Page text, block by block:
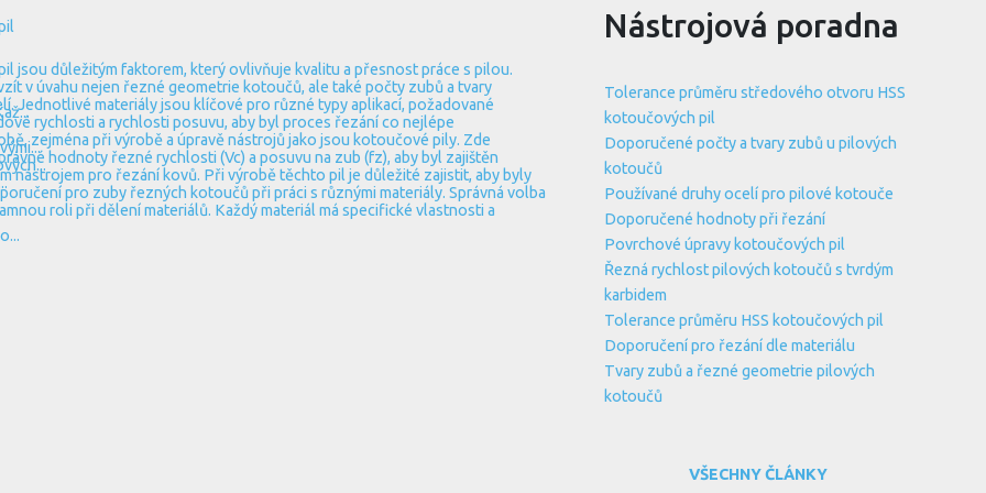
Nástrojová poradna
Tolerance průměru středového otvoru HSS
kotoučových pil
Doporučené počty a tvary zubů u pilových
kotoučů
Používané druhy ocelí pro pilové kotouče
Doporučené hodnoty při řezání
Povrchové úpravy kotoučových pil
Řezná rychlost pilových kotoučů s tvrdým
karbidem
Tolerance průměru HSS kotoučových pil
Doporučení pro řezání dle materiálu
Tvary zubů a řezné geometrie pilových
kotoučů
VŠECHNY ČLÁNKY
jsou důležitým faktorem, který ovlivňuje kvalitu a přesnost práce s pilou.
v úvahu nejen řezné geometrie kotoučů, ale také počty zubů a tvary
Jednotlivé materiály jsou klíčové pro různé typy aplikací, požadované
rychlosti a rychlosti posuvu, aby byl proces řezání co nejlépe
zejména při výrobě a úpravě nástrojů jako jsou kotoučové pily. Zde
hodnoty řezné rychlosti (Vc) a posuvu na zub (fz), aby byl zajištěn
nástrojem pro řezání kovů. Při výrobě těchto pil je důležité zajistit, aby byly
pro zuby řezných kotoučů při práci s různými materiály. Správná volba
roli při dělení materiálů. Každý materiál má specifické vlastnosti a